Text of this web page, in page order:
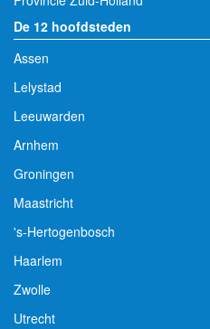
De 12 hoofdsteden
Assen
Lelystad
Leeuwarden
Arnhem
Groningen
Maastricht
's-Hertogenbosch
Haarlem
Zwolle
Utrecht